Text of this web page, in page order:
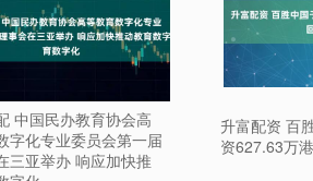
中国民办教育协会高
字化专业委员会第一届
三亚举办 响应加快推
升富配资 百
资627.63万